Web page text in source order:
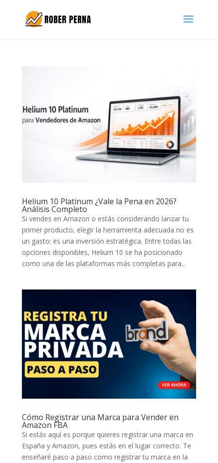
Helium 10 Platinum ¿Vale la Pena en 2026?
Análisis Completo
Si vendes en Amazon o estás considerando lanzar tu
primer producto, elegir la herramienta adecuada no es
un gasto: es una inversión estratégica. Entre todas las
opciones disponibles, Helium 10 se ha posicionado
como una de las plataformas más completas para...
Cómo Registrar una Marca para Vender en
Amazon FBA
Si estás aquí es porque quieres registrar una marca en
España y Amazon, pues estás en el lugar correcto. Te
enseñaré paso a paso como registrar tu marca en la